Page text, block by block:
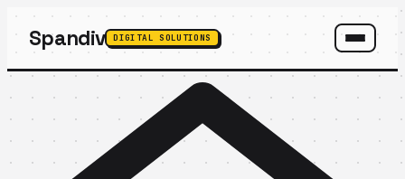
Spandiv DIGITAL SOLUTIONS
SPANDIV ASSISTANT